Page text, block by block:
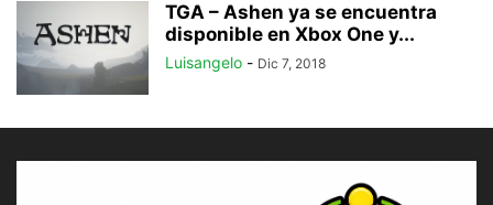
TGA – Ashen ya se encuentra
disponible en Xbox One y...
Luisangelo - Dic 7, 2018